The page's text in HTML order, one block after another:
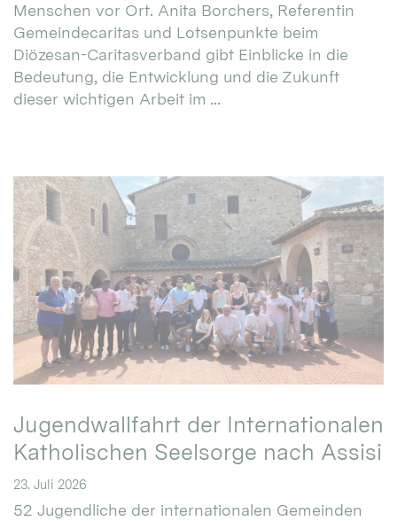
Menschen vor Ort. Anita Borchers, Referentin
Gemeindecaritas und Lotsenpunkte beim
Diözesan-Caritasverband gibt Einblicke in die
Bedeutung, die Entwicklung und die Zukunft
dieser wichtigen Arbeit im ...
Jugendwallfahrt der Internationalen
Katholischen Seelsorge nach Assisi
23. Juli 2026
52 Jugendliche der internationalen Gemeinden